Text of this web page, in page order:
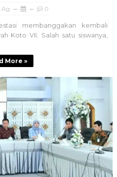
0
membanggakan kembali
Koto VII. Salah satu siswanya,
More »